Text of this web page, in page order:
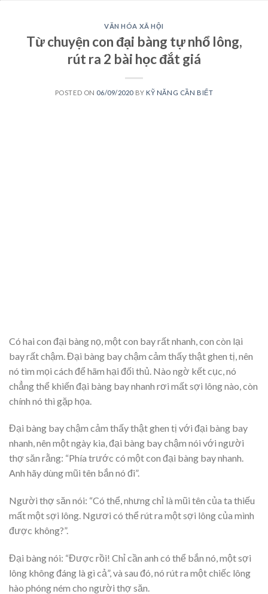
VĂN HÓA XÃ HỘI
Từ chuyện con đại bàng tự nhổ lông,
rút ra 2 bài học đắt giá
POSTED ON 06/09/2020 BY KỸ NĂNG CẦN BIẾT
Có hai con đại bàng nọ, một con bay rất nhanh, con còn lại
bay rất chậm. Đại bàng bay chậm cảm thấy thật ghen tị, nên
nó tìm mọi cách để hãm hại đối thủ. Nào ngờ kết cục, nó
chẳng thể khiến đại bàng bay nhanh rơi mất sợi lông nào, còn
chính nó thì gặp họa.
Đại bàng bay chậm cảm thấy thật ghen tị với đại bàng bay
nhanh, nên một ngày kia, đại bàng bay chậm nói với người
thợ săn rằng: “Phía trước có một con đại bàng bay nhanh.
Anh hãy dùng mũi tên bắn nó đi”.
Người thợ săn nói: “Có thể, nhưng chỉ là mũi tên của ta thiếu
mất một sợi lông. Ngươi có thể rút ra một sợi lông của mình
được không?”.
Đại bàng nói: “Được rồi! Chỉ cần anh có thể bắn nó, một sợi
lông không đáng là gì cả”, và sau đó, nó rút ra một chiếc lông
hào phóng ném cho người thợ săn.